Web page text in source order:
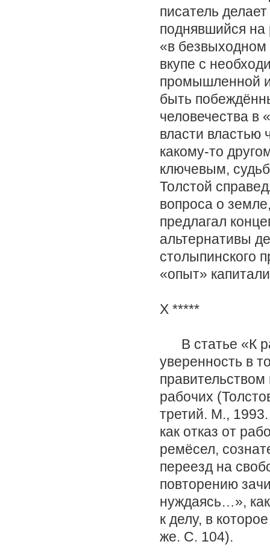
писатель
поднявшийся
«в безвыходном
вкупе с
промышленной
быть
человечества в
власти властью
какому-то
ключевым,
Толстой
вопроса о
предлагал
альтернативы
столыпинского
«опыт»
X *****
В статье «К
уверенность в
рабочих
третий. М.,
как отказ от
ремёсел,
переезд на
повторению
нуждаясь…»,
к делу, в
же. С. 104).